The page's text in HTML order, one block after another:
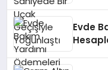
Evde